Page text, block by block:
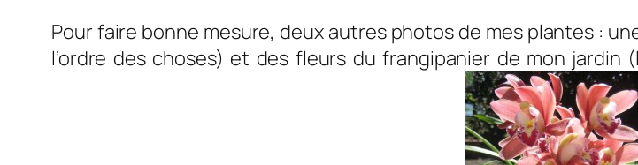
Pour faire bonne mesure, deux autres photos de mes plantes :
l’ordre des choses) et des fleurs du frangipanier de mon